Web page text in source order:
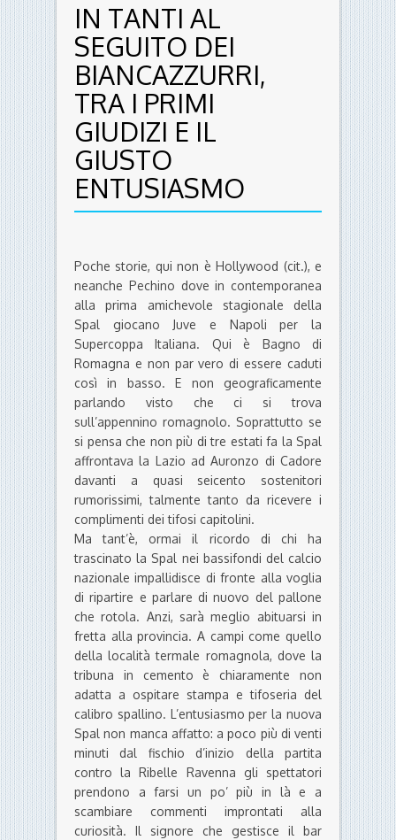
IN TANTI AL
SEGUITO DEI
BIANCAZZURRI,
TRA I PRIMI
GIUDIZI E IL
GIUSTO
ENTUSIASMO
Poche storie, qui non è Hollywood (cit.), e
neanche Pechino dove in contemporanea
alla prima amichevole stagionale della
Spal giocano Juve e Napoli per la
Supercoppa Italiana. Qui è Bagno di
Romagna e non par vero di essere caduti
così in basso. E non geograficamente
parlando visto che ci si trova
sull’appennino romagnolo. Soprattutto se
si pensa che non più di tre estati fa la Spal
affrontava la Lazio ad Auronzo di Cadore
davanti a quasi seicento sostenitori
rumorissimi, talmente tanto da ricevere i
complimenti dei tifosi capitolini.
Ma tant’è, ormai il ricordo di chi ha
trascinato la Spal nei bassifondi del calcio
nazionale impallidisce di fronte alla voglia
di ripartire e parlare di nuovo del pallone
che rotola. Anzi, sarà meglio abituarsi in
fretta alla provincia. A campi come quello
della località termale romagnola, dove la
tribuna in cemento è chiaramente non
adatta a ospitare stampa e tifoseria del
calibro spallino. L’entusiasmo per la nuova
Spal non manca affatto: a poco più di venti
minuti dal fischio d’inizio della partita
contro la Ribelle Ravenna gli spettatori
prendono a farsi un po’ più in là e a
scambiare commenti improntati alla
curiosità. Il signore che gestisce il bar